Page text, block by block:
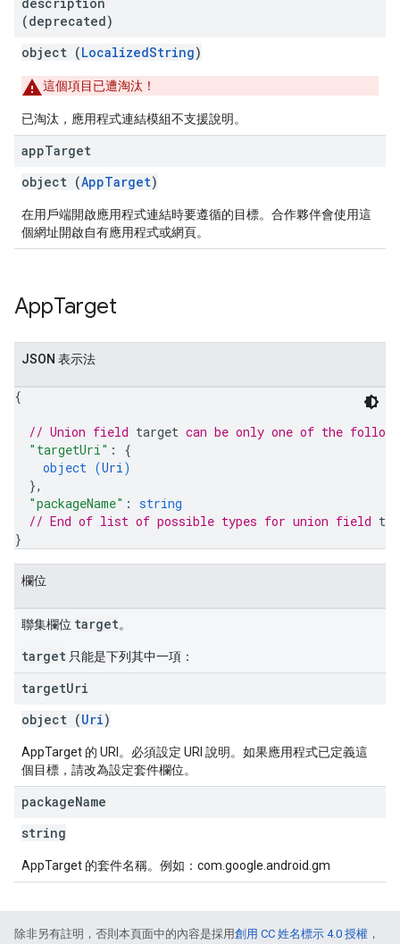
(deprecated)
object (LocalizedString)
這個項目已遭淘汰！
已淘汰，應用程式連結模組不支援說明。
appTarget
object (AppTarget)
在用戶端開啟應用程式連結時要遵循的目標。合作夥伴會使用這
個網址開啟自有應用程式或網頁。
AppTarget
JSON 表示法
{
// Union field target can be only one of the
"targetUri" : {
object (Uri)
},
"packageName" : string
// End of list of possible types for union field
}
欄位
聯集欄位 target。
target 只能是下列其中一項：
targetUri
object (Uri)
AppTarget 的 URI。必須設定 URI 說明。如果應用程式已定義這
個目標，請改為設定套件欄位。
packageName
string
AppTarget 的套件名稱。例如：com.google.android.gm
除非另有註明，否則本頁面中的內容是採用創用 CC 姓名標示 4.0 授權 ，